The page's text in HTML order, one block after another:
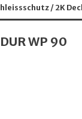
/ 2K
WP 90